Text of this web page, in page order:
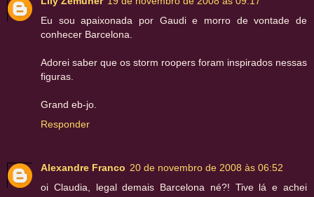
Eu sou apaixonada por Gaudi e morro de vontade de
conhecer Barcelona.
Adorei saber que os storm roopers foram inspirados nessas
figuras.
Grand eb-jo.
Responder
Alexandre Franco 20 de novembro de 2008 às 06:52
oi Claudia, legal demais Barcelona né?! Tive lá e achei